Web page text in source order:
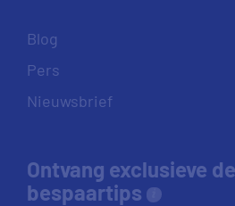
Blog
Pers
Nieuwsbrief
Ontvang exclusieve
bespaartips